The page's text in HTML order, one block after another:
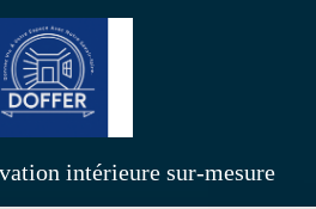
intérieure sur-mesure